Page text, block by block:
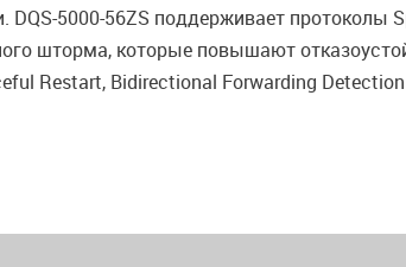
5000-56ZS поддерживает протоколы
шторма, которые повышают
Restart, Bidirectional Forwarding Detection